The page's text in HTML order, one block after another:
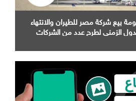
بيع شركة مصر للطيران والانتهاء
الزمني لطرح عدد من الشركات